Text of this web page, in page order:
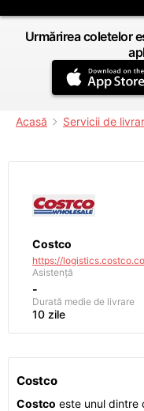
Urmărirea coletelor
Acasă Servicii de
Costco
https://
Asistență
-
Durată medie de livrare
10 zile
Costco
Costco este unul dintre